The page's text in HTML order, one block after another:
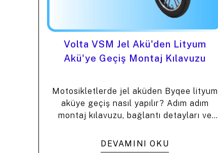
Volta VSM Jel Akü'den Lityum
Akü'ye Geçiş Montaj Kılavuzu
Motosikletlerde jel aküden Byqee lityum
aküye geçiş nasıl yapılır? Adım adım
montaj kılavuzu, bağlantı detayları ve
DEVAMINI OKU